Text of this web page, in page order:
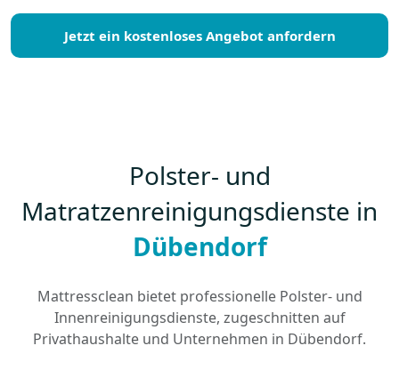
Jetzt ein kostenloses Angebot anfordern
Polster- und
Matratzenreinigungsdienste in
Dübendorf
Mattressclean bietet professionelle Polster- und
Innenreinigungsdienste, zugeschnitten auf
Privathaushalte und Unternehmen in Dübendorf.